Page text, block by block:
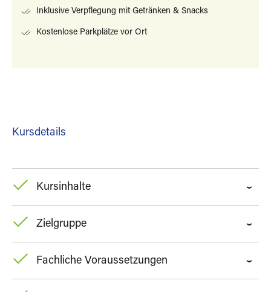
Inklusive Verpflegung mit Getränken & Snacks
Kostenlose Parkplätze vor Ort
Kursdetails
Kursinhalte
Zielgruppe
Fachliche Voraussetzungen